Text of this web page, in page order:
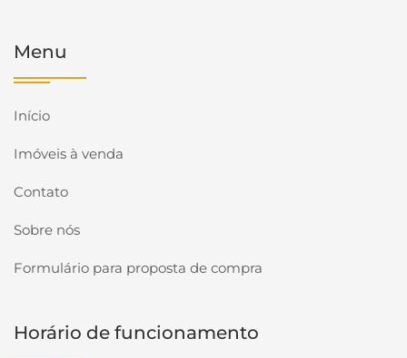
Menu
Início
Imóveis à venda
Contato
Sobre nós
Formulário para proposta de compra
Horário de funcionamento